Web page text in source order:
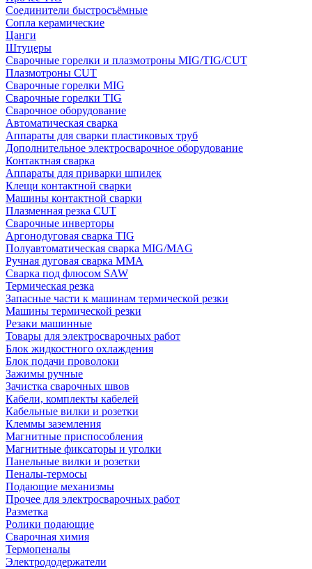
Соединители быстросъёмные
Сопла керамические
Цанги
Штуцеры
Сварочные горелки и плазмотроны MIG/TIG/CUT
Плазмотроны CUT
Сварочные горелки MIG
Сварочные горелки TIG
Сварочное оборудование
Автоматическая сварка
Аппараты для сварки пластиковых труб
Дополнительное электросварочное оборудование
Контактная сварка
Аппараты для приварки шпилек
Клещи контактной сварки
Машины контактной сварки
Плазменная резка CUT
Сварочные инверторы
Аргонодуговая сварка TIG
Полуавтоматическая сварка MIG/MAG
Ручная дуговая сварка MMA
Сварка под флюсом SAW
Термическая резка
Запасные части к машинам термической резки
Машины термической резки
Резаки машинные
Товары для электросварочных работ
Блок жидкостного охлаждения
Блок подачи проволоки
Зажимы ручные
Зачистка сварочных швов
Кабели, комплекты кабелей
Кабельные вилки и розетки
Клеммы заземления
Магнитные приспособления
Магнитные фиксаторы и уголки
Панельные вилки и розетки
Пеналы-термосы
Подающие механизмы
Прочее для электросварочных работ
Разметка
Ролики подающие
Сварочная химия
Термопеналы
Электрододержатели